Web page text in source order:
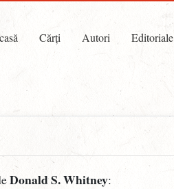
Cărți Autori Editoriale
Donald S. Whitney: